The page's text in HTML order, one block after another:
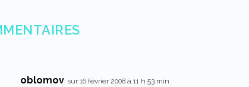
oblomov sur 16 février 2008 à 11 h 53 min